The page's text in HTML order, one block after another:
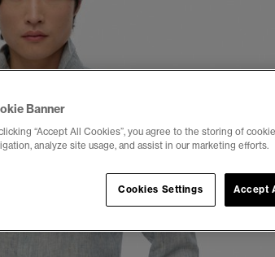
Banner
“Accept All Cookies”, you agree to the storing of
analyze site usage, and assist in our marketing efforts.
Accept
Cookies Settings